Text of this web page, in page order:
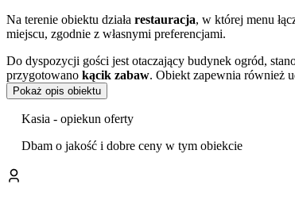
Na terenie obiektu działa restauracja, w której menu
miejscu, zgodnie z własnymi preferencjami.
Do dyspozycji gości jest otaczający budynek ogród,
przygotowano kącik zabaw. Obiekt zapewnia również
ogólnodostępny, bezprzewodowy internet.
Dzięki zróżnicowanej ofercie pokoi oraz
Dworek Kurowski zlokalizowany jest w dogodnym
Warto również zaplanować wizytę w Muzeum Techniki
i aktywnego wypoczynku docenią bliskość rozległego
Pokaż opis obiektu
Kasia - opiekun oferty
Dbam o jakość i dobre ceny w tym obiekcie